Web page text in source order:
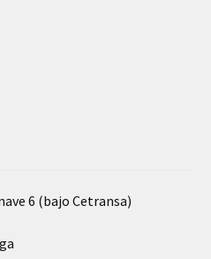
6 (bajo Cetransa)